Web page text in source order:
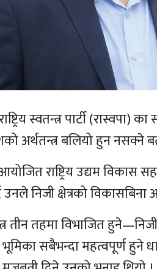
स्वतन्त्र पार्टी
अर्थतन्त्र बलियो हुन नसक्ने
राष्ट्रिय उद्यम विकास
उनले निजी क्षेत्रको
तीन तहमा विभाजित हुने—निजी
भूमिका सबैभन्दा महत्वपूर्ण हुने